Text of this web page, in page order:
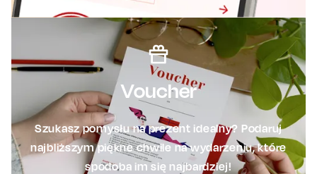
Voucher
Szukasz pomysłu na prezent idealny? Podaruj
najbliższym piękne chwile na wydarzeniu, które
spodoba im się najbardziej!